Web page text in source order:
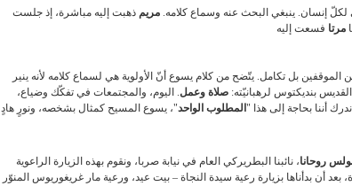
لكلّ إنسان. ينبغي البحث عنه وسماع كلامه.مريم ذهبت إليه مباشرة، إذ جلست
مرتا فسعت إليه
الموقفين بل تكامل. يتّضح من كلام يسوع أنّ الأولوية هي لسماع كلامه لأنه ينير
بنديكتوس لرهبانيّته:صلاة وعمل. اليوم، والمجتمعات في تفكّك وضياع،
أننا بحاجة إلى هذا " المطلوب الواحد"، يسوع المسيح كمثال بشخصه، ونورٍ هادٍ
روحانا، نائبنا البطريركي العام في نيابة صربا، ونقوم بهذه الزيارة الراعوية
أن بدأناها بزيارة رعية سيدة النجاة – بيت عيد، ورعية مار غريغوريوس المنوّر